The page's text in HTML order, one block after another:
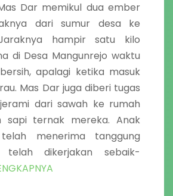
Dar memikul dua ember
dari sumur desa ke
hampir satu kilo
di Desa Mangunrejo waktu
apalagi ketika masuk
Mas Dar juga diberi tugas
dari sawah ke rumah
sapi ternak mereka. Anak
menerima tanggung
dikerjakan sebaik-